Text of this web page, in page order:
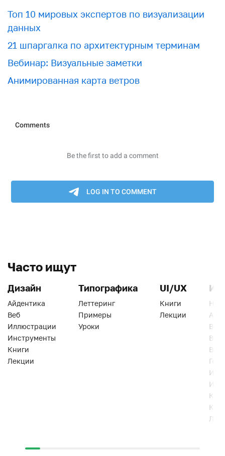
Топ 10 мировых экспертов по визуализации
данных
21 шпаргалка по архитектурным терминам
Вебинар: Визуальные заметки
Анимированная карта ветров
Часто ищут
Дизайн
Айдентика
Веб
Иллюстрации
Инструменты
Книги
Лекции
Типографика
Леттеринг
Примеры
Уроки
UI/UX
Книги
Лекции
Веб